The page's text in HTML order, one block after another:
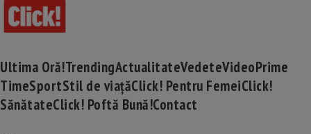
Ultima Oră!TrendingActualitateVedeteVideoPrime
TimeSportStil de viațăClick! Pentru FemeiClick!
SănătateClick! Poftă Bună!Contact